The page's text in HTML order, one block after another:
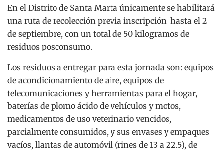
En el Distrito de Santa Marta únicamente se habilitará
una ruta de recolección previa inscripción hasta el 2
de septiembre, con un total de 50 kilogramos de
residuos posconsumo.
Los residuos a entregar para esta jornada son: equipos
de acondicionamiento de aire, equipos de
telecomunicaciones y herramientas para el hogar,
baterías de plomo ácido de vehículos y motos,
medicamentos de uso veterinario vencidos,
parcialmente consumidos, y sus envases y empaques
vacíos, llantas de automóvil (rines de 13 a 22.5), de